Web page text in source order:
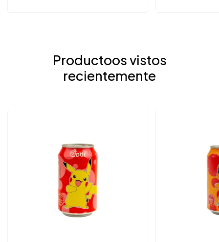
Productoos vistos
recientemente